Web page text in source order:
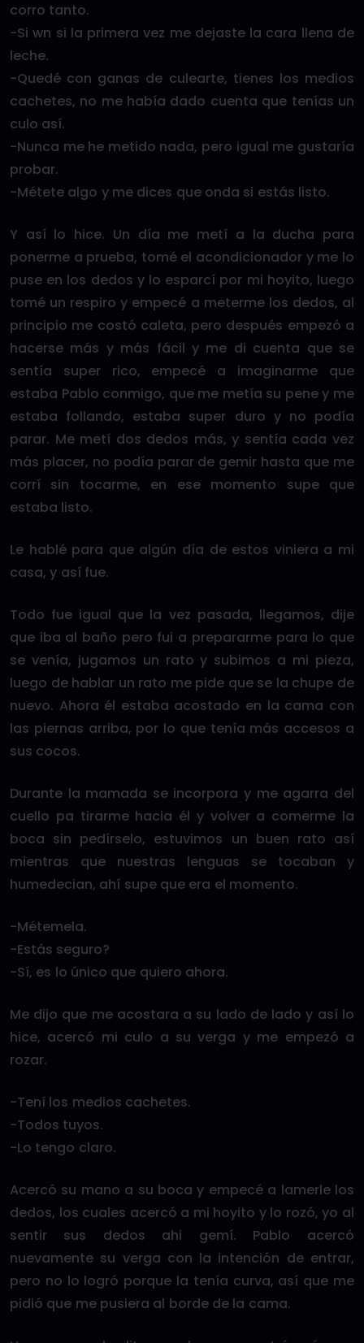
corro tanto.
-Si wn si la primera vez me dejaste la cara llena de
leche.
-Quedé con ganas de culearte, tienes los medios
cachetes, no me había dado cuenta que tenías un
culo así.
-Nunca me he metido nada, pero igual me gustaría
probar.
-Métete algo y me dices que onda si estás listo.
Y así lo hice. Un día me metí a la ducha para
ponerme a prueba, tomé el acondicionador y me lo
puse en los dedos y lo esparcí por mi hoyito, luego
tomé un respiro y empecé a meterme los dedos, al
principio me costó caleta, pero después empezó a
hacerse más y más fácil y me di cuenta que se
sentía super rico, empecé a imaginarme que
estaba Pablo conmigo, que me metía su pene y me
estaba follando, estaba super duro y no podía
parar. Me metí dos dedos más, y sentía cada vez
más placer, no podía parar de gemir hasta que me
corrí sin tocarme, en ese momento supe que
estaba listo.
Le hablé para que algún día de estos viniera a mi
casa, y así fue.
Todo fue igual que la vez pasada, llegamos, dije
que iba al baño pero fui a prepararme para lo que
se venía, jugamos un rato y subimos a mi pieza,
luego de hablar un rato me pide que se la chupe de
nuevo. Ahora él estaba acostado en la cama con
las piernas arriba, por lo que tenía más accesos a
sus cocos.
Durante la mamada se incorpora y me agarra del
cuello pa tirarme hacia él y volver a comerme la
boca sin pedírselo, estuvimos un buen rato así
mientras que nuestras lenguas se tocaban y
humedecian, ahí supe que era el momento.
-Métemela.
-Estás seguro?
-Sí, es lo único que quiero ahora.
Me dijo que me acostara a su lado de lado y así lo
hice, acercó mi culo a su verga y me empezó a
rozar.
-Tení los medios cachetes.
-Todos tuyos.
-Lo tengo claro.
Acercó su mano a su boca y empecé a lamerle los
dedos, los cuales acercó a mi hoyito y lo rozó, yo al
sentir sus dedos ahi gemí. Pablo acercó
nuevamente su verga con la intención de entrar,
pero no lo logró porque la tenía curva, así que me
pidió que me pusiera al borde de la cama.